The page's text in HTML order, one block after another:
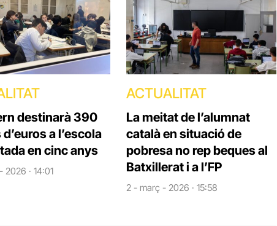
destinarà 390
a l’escola
en cinc anys
2026 · 14:01
ACTUALITAT
La meitat de l’alumnat
català en situació de
pobresa no rep beques al
Batxillerat i a l’FP
2 - març - 2026 · 15:58